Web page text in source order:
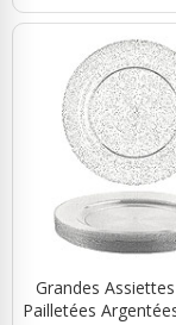
Grandes
Pailletées